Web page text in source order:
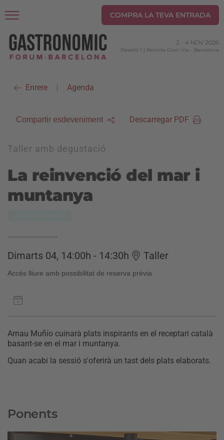
COMPRA LA TEVA ENTRADA
2 - 4 NOV 2026
Pavelló 1 | Recinte Gran Via - Barcelona
Enrere | Agenda
Compartir esdeveniment Descarregar PDF
Taller amb degustació
La reinvenció del mar i
muntanya
Dimarts 04, 14:00h - 14:30h Taller
Accés lliure amb possibilitat de reserva prèvia
Arnau Muñío cuinarà plats inspirants en el receptari català
basant-se en el mar i muntanya.
Quan acabi la sessió s'oferirà un tast dels plats elaborats.
Ponents